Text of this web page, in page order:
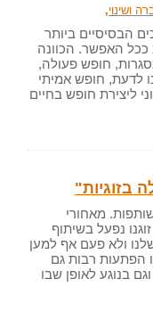
ושינוי,
הבסיסיים ביותר
ככל האפשר. הכוונה
חופש פעולה,
לדעת, חופש אמיתי
ליצירת חופש בחיים
בזוגיות"
מאחורי
נפעל בשיתוף
ולא פעם אף למען
הפתעות רבות גם
בנוגע לאופן שבו